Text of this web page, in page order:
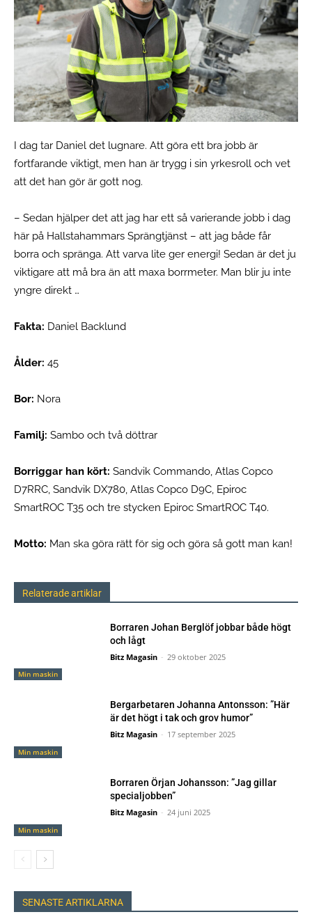
I dag tar Daniel det lugnare. Att göra ett bra jobb är
fortfarande viktigt, men han är trygg i sin yrkesroll och vet
att det han gör är gott nog.
– Sedan hjälper det att jag har ett så varierande jobb i dag
här på Hallstahammars Sprängtjänst – att jag både får
borra och spränga. Att varva lite ger energi! Sedan är det ju
viktigare att må bra än att maxa borrmeter. Man blir ju inte
yngre direkt …
Fakta: Daniel Backlund
Ålder: 45
Bor: Nora
Familj: Sambo och två döttrar
Borriggar han kört: Sandvik Commando, Atlas Copco
D7RRC, Sandvik DX780, Atlas Copco D9C, Epiroc
SmartROC T35 och tre stycken Epiroc SmartROC T40.
Motto: Man ska göra rätt för sig och göra så gott man kan!
Relaterade artiklar
Min maskin
Borraren Johan Berglöf jobbar både högt
och lågt
Bitz Magasin - 29 oktober 2025
Min maskin
Bergarbetaren Johanna Antonsson: ”Här
är det högt i tak och grov humor”
Bitz Magasin - 17 september 2025
Min maskin
Borraren Örjan Johansson: ”Jag gillar
specialjobben”
Bitz Magasin - 24 juni 2025
SENASTE ARTIKLARNA